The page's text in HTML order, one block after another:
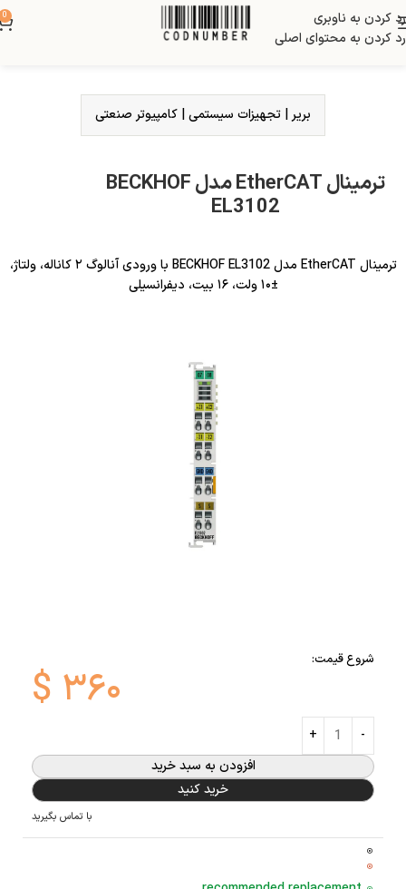
رد کردن به ناوبری
رد کردن به محتوای اصلی
0
بریر تجهیزات سیستمی کامپیوتر صنعتی
ترمینال EtherCAT مدل BECKHOF
EL3102
ترمینال EtherCAT مدل BECKHOF EL3102 با ورودی آنالوگ ۲ کاناله، ولتاژ،
±۱۰ ولت، ۱۶ بیت، دیفرانسیلی
شروع قیمت:
$ ۳۶۰
افزودن به سبد خرید
خرید کنید
با تماس بگیرید